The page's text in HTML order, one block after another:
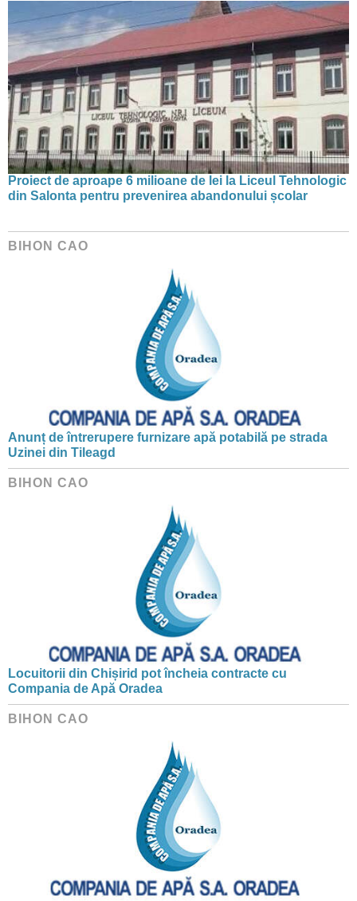
Proiect de aproape 6 milioane de lei la Liceul Tehnologic
din Salonta pentru prevenirea abandonului școlar
BIHON CAO
Anunț de întrerupere furnizare apă potabilă pe strada
Uzinei din Tileagd
BIHON CAO
Locuitorii din Chișirid pot încheia contracte cu
Compania de Apă Oradea
BIHON CAO